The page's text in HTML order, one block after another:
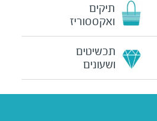
תיקים
ואקססוריז
תכשיטים
ושעונים